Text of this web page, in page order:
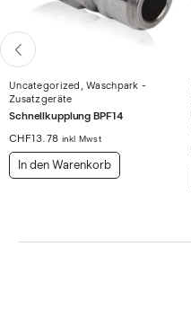
Uncategorized ,Waschpark -
Zusatzgeräte
Schnellkupplung BPF14
CHF13.78 inkl Mwst
In den Warenkorb